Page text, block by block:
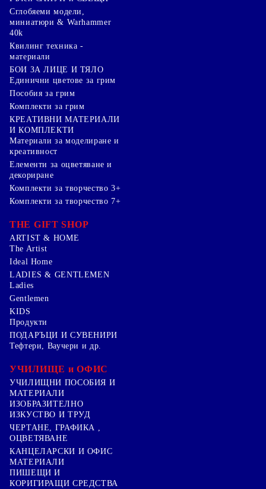
Сглобяеми модели,
миниатюри & Warhammer
40k
Квилинг техника -
материали
БОИ ЗА ЛИЦЕ И ТЯЛО
Единични цветове за грим
Пособия за грим
Комплекти за грим
КРЕАТИВНИ МАТЕРИАЛИ
И КОМПЛЕКТИ
Mатериали за моделиране и
креативност
Елементи за оцветяване и
декориране
Комплекти за творчество 3+
Комплекти за творчество 7+
THE GIFT SHOP
ARTIST & HOME
The Artist
Ideal Home
LADIES & GENTLEMEN
Ladies
Gentlemen
KIDS
Продукти
ПОДАРЪЦИ И СУВЕНИРИ
Тефтери, Ваучери и др.
УЧИЛИЩЕ и ОФИС
УЧИЛИЩНИ ПОСОБИЯ И
МАТЕРИАЛИ
ИЗОБРАЗИТЕЛНО
ИЗКУСТВО И ТРУД
ЧЕРТАНЕ, ГРАФИКА ,
ОЦВЕТЯВАНЕ
КАНЦЕЛАРСКИ И ОФИС
МАТЕРИАЛИ
ПИШЕЩИ И
КОРИГИРАЩИ СРЕДСТВА